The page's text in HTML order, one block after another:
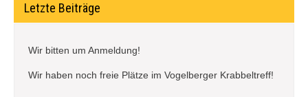
Letzte Beiträge
Wir bitten um Anmeldung!
Wir haben noch freie Plätze im Vogelberger Krabbeltreff!